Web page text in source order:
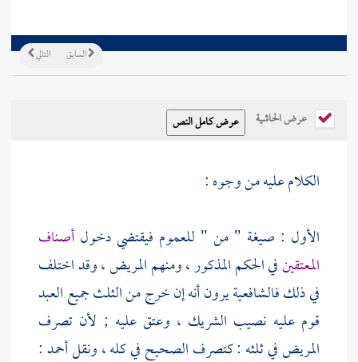
التالي السابق
عرض الحاشية
الكلام عليه من وجوه :
الأول : صيغة " من " للعموم فيقتضي دخول أصناف
المعتقينفي الحكم المذكور ، ومنهم المريض ، وقد اختلف
في ذلك فالشافعية يرون أنه إن خرج من الثلث جميع العبد
قوم عليه نصيب الشريك ، وعتق عليه ; لأن تصرف
المريض في ثلثه : كتصرف الصحيح في كله ، ونقلأحمد: